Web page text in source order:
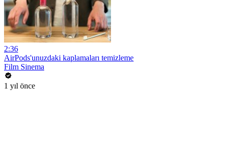
2:36
AirPods'unuzdaki kaplamaları temizleme
Film Sinema
1 yıl önce